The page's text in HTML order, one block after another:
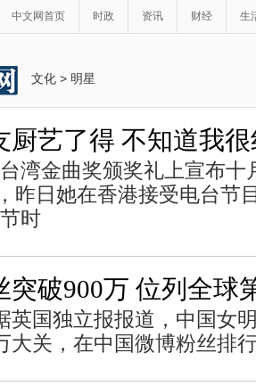
中文网首页 时政 资讯 财经 生
文化 > 明星
厨艺了得 不知道我
湾金曲奖颁奖礼上宣布十
昨日她在香港接受电台节
时
突破900万 位列全球
英国独立报报道，中国女
大关，在中国微博粉丝排